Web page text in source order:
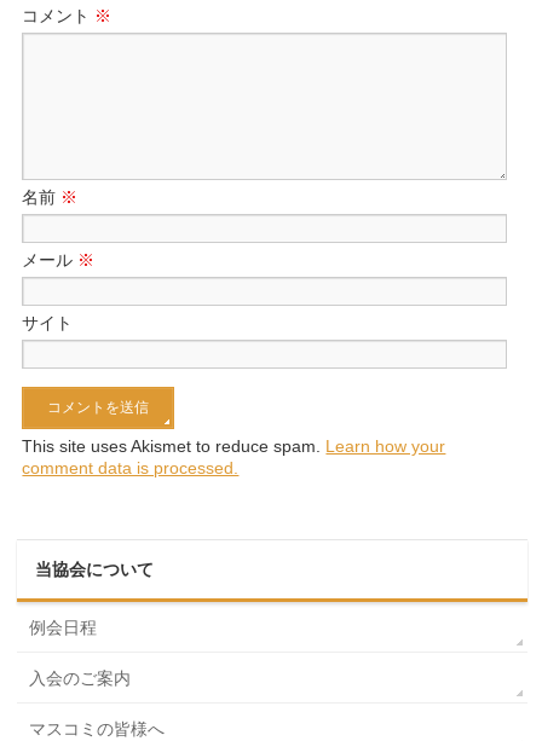
コメント ※
名前 ※
メール ※
サイト
This site uses Akismet to reduce spam. Learn how your
comment data is processed.
当協会について
例会日程
入会のご案内
マスコミの皆様へ